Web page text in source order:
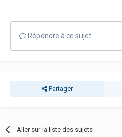
Répondre à ce sujet…
Partager
Aller sur la liste des sujets